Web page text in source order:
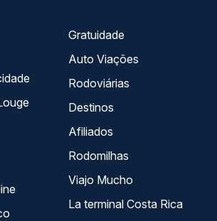
Online
Gratuidade
Auto Viações
Rodoviárias
Destinos
Afiliados
Rodomilhas
Viajo Mucho
La terminal Costa Rica